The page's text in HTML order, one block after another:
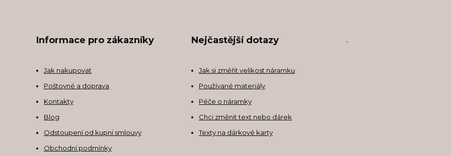
Informace pro zákazníky
Jak nakupovat
Poštovné a doprava
Kontakty
Blog
Odstoupení od kupní smlouvy
Obchodní podmínky
Nejčastější dotazy
Jak si změřit velikost náramku
Používané materiály
Péče o náramky
Chci změnit text nebo dárek
Texty na dárkové karty